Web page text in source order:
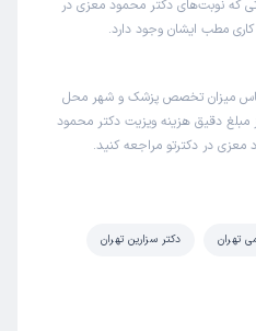
که نوبت‌های دکتر محمود معزی در
مطب ایشان وجود دارد.
میزان تخصص پزشک و شهر محل
مبلغ دقیق هزینه ویزیت دکتر محمود
معزی در دکترتو مراجعه کنید.
تهران دکتر سزارین تهران